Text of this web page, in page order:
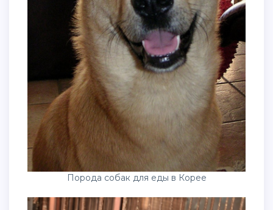
Порода собак для еды в Корее